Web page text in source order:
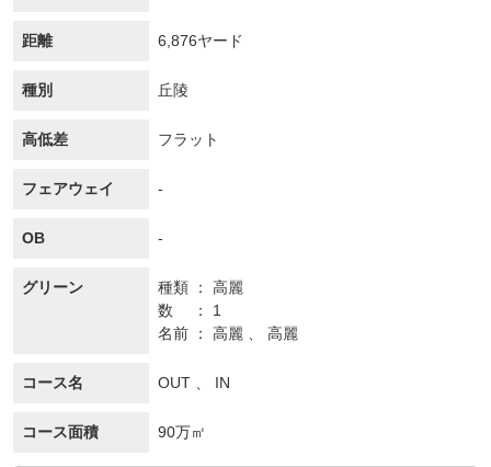
距離 6,876ヤード
種別 丘陵
高低差 フラット
フェアウェイ -
OB -
グリーン 種類
高麗
数
1
名前
高麗 、 高麗
コース名 OUT 、 IN
コース面積 90万㎡